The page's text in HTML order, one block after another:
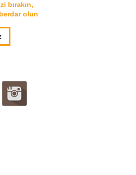
bırakın,
olun